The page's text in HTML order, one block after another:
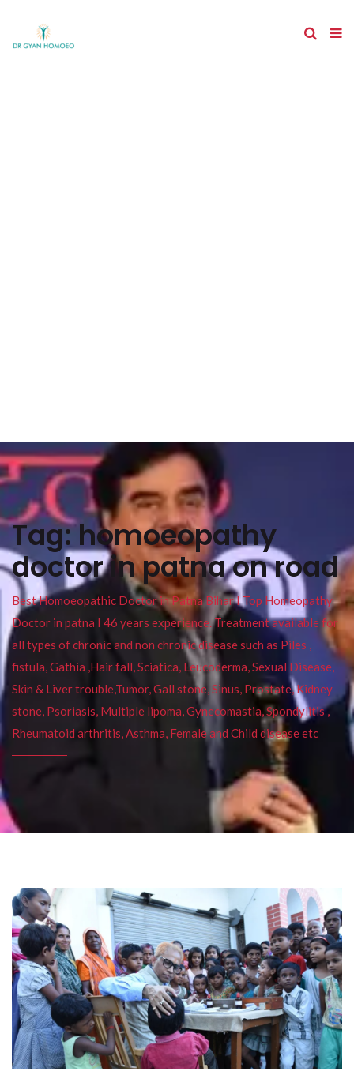
Tag:homoeopathy
doctor in patna on road
Best Homoeopathic Doctor in Patna Bihar I Top Homeopathy
Doctor in patna I 46 years experience. Treatment available for
all types of chronic and non chronic disease such as Piles ,
fistula, Gathia ,Hair fall, Sciatica, Leucoderma, Sexual Disease,
Skin & Liver trouble,Tumor, Gall stone, Sinus, Prostate, Kidney
stone, Psoriasis, Multiple lipoma, Gynecomastia, Spondylitis ,
Rheumatoid arthritis, Asthma, Female and Child disease etc